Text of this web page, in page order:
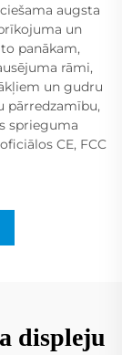
augsta
un
panākam,
rāmi,
un gudru
pārredzamību,
sprieguma
CE, FCC
displeju